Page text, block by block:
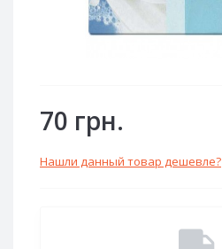
70 грн.
Нашли данный товар дешевле?